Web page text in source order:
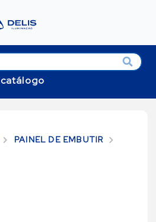
catálogo
PAINEL DE EMBUTIR